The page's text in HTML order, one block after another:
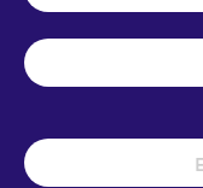
E-
Mail-